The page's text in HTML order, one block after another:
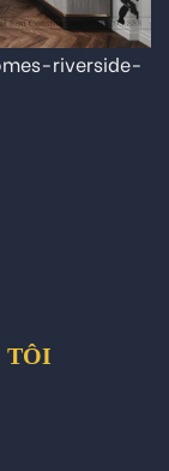
riverside-
TÔI